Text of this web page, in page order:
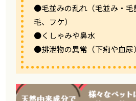
●毛並みの乱れ（毛並み・毛
毛、フケ）
●くしゃみや鼻水
●排泄物の異常（下痢や血尿）